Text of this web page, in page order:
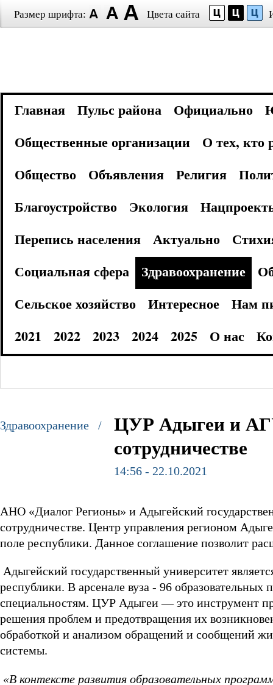
Размер шрифта: Цвета сайта
Главная Пульс района Официально
Общественные организации
О тех, кто
Общество
Объявления Религия
Благоустройство
Экология
Перепись населения
Актуально
Социальная сфера
Здравоохранение
Сельское хозяйство
Интересное
Нам
2021
2022 2023 2024 2025 О нас
Здравоохранение /
ЦУР Адыгеи и
сотрудничестве
14:56 - 22.10.2021
АНО «Диалог Регионы» и Адыгейский
сотрудничестве. Центр управления регионом
поле республики. Данное соглашение позволит
Адыгейский государственный университет
республики. В арсенале вуза - 96
специальностям. ЦУР Адыгеи — это инструмент
решения проблем и предотвращения их
обработкой и анализом обращений и сообщений
системы.
«В контексте развития образовательных